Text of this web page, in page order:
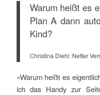
Warum heißt es
Plan A dann
Kind?
Christina Diehl: Netter
»Warum heißt es
ich das Handy zur